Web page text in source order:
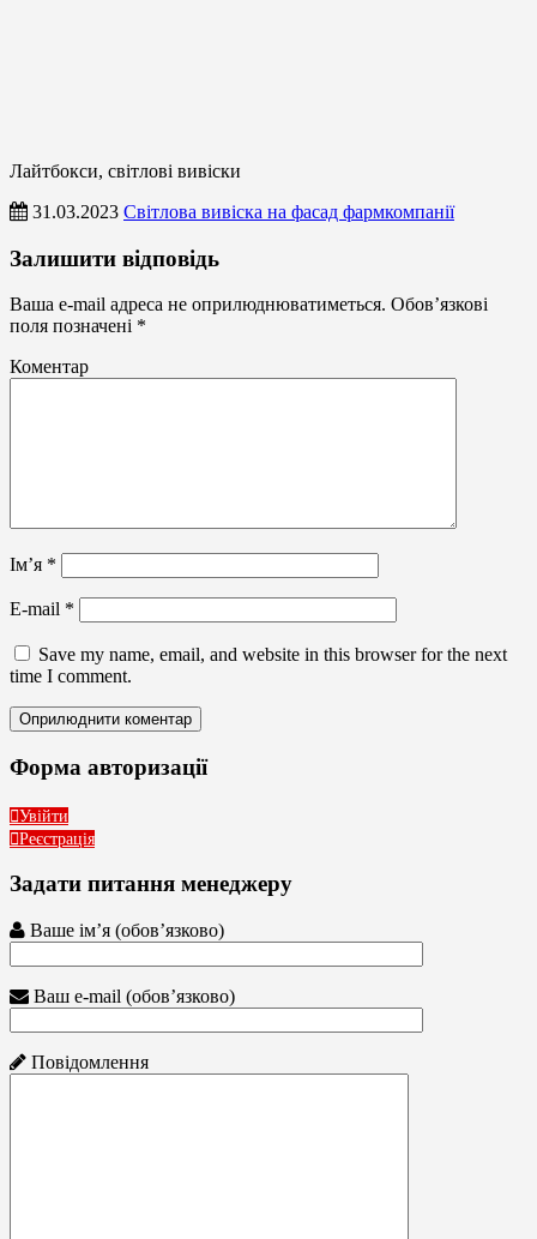
Лайтбокси, світлові вивіски
31.03.2023 Світлова вивіска на фасад фармкомпанії
Лайтбокси,
вивіски
Залишити відповідь
Ваша e-mail адреса не оприлюднюватиметься. Обов’язкові
поля позначені *
Коментар
Ім’я *
E-mail *
Save my name, email, and website in this browser for the next
time I comment.
Форма авторизації
Увійти
Реєстрація
Задати питання менеджеру
Ваше ім’я (обов’язково)
Ваш e-mail (обов’язково)
Повідомлення